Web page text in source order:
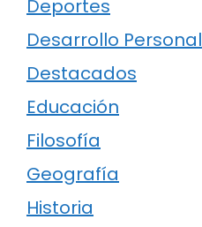
Deportes
Desarrollo Personal
Destacados
Educación
Filosofía
Geografía
Historia